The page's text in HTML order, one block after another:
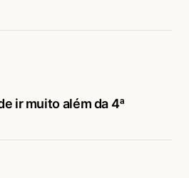
ir muito além da 4ª